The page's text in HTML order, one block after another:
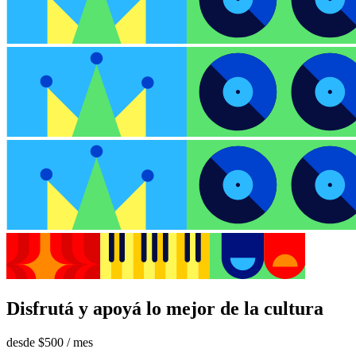
Disfrutá y apoyá lo mejor de la cultura
desde $500 / mes